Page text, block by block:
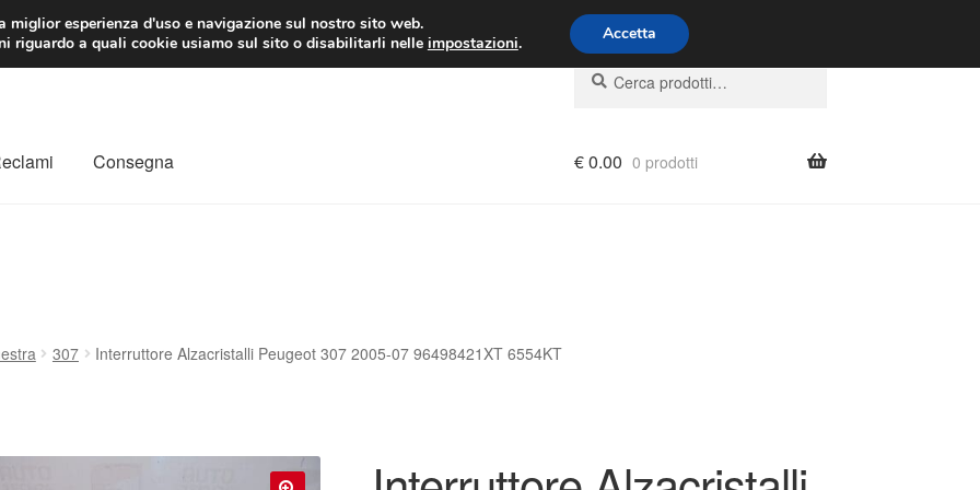
EUR Lun-Ven 9:00 - 16:00 800 580 290
Cerca:
Cerca
Consegna €0.00 0 prodotti
307 Interruttore Alzacristalli Peugeot 307 2005-07 96498421XT 6554KT
esperienza d'uso e navigazione sul nostro sito web.
riguardo a quali cookie usiamo sul sito o disabilitarli nelle impostazioni. Accetta